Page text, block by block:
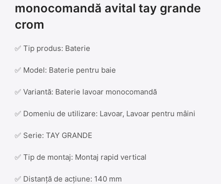
monocomandă avital tay grande
crom
✅ Tip produs: Baterie
✅ Model: Baterie pentru baie
✅ Variantă: Baterie lavoar monocomandă
✅ Domeniu de utilizare: Lavoar, Lavoar pentru mâini
✅ Serie: TAY GRANDE
✅ Tip de montaj: Montaj rapid vertical
✅ Distanță de acțiune: 140 mm